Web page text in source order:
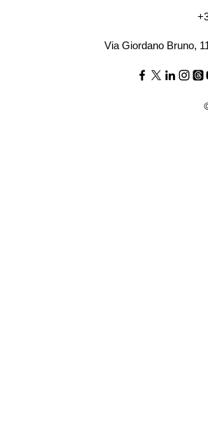
Via Giordano Bruno,